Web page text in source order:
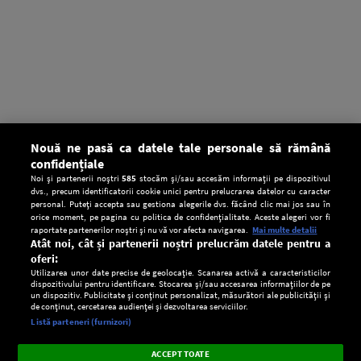
Setări:
Dark
Radio live, podcasturi, știri și alerte
×
Nouă ne pasă ca datele tale personale să rămână
confidențiale
Noi și partenerii noștri585 stocăm și/sau accesăm informații pe dispozitivul
dvs., precum identificatorii cookie unici pentru prelucrarea datelor cu caracter
personal. Puteți accepta sau gestiona alegerile dvs. făcând clic mai jos sau în
orice moment, pe pagina cu politica de confidențialitate. Aceste alegeri vor fi
raportate partenerilor noștri și nu vă vor afecta navigarea. Mai multe detalii
Atât noi, cât și partenerii noștri prelucrăm datele pentru a
oferi:
Utilizarea unor date precise de geolocație. Scanarea activă a caracteristicilor
dispozitivului pentru identificare. Stocarea și/sau accesarea informațiilor de pe
un dispozitiv. Publicitate și conținut personalizat, măsurători ale publicității și
de conținut, cercetarea audienței și dezvoltarea serviciilor.
Listă parteneri (furnizori)
ACCEPT TOATE